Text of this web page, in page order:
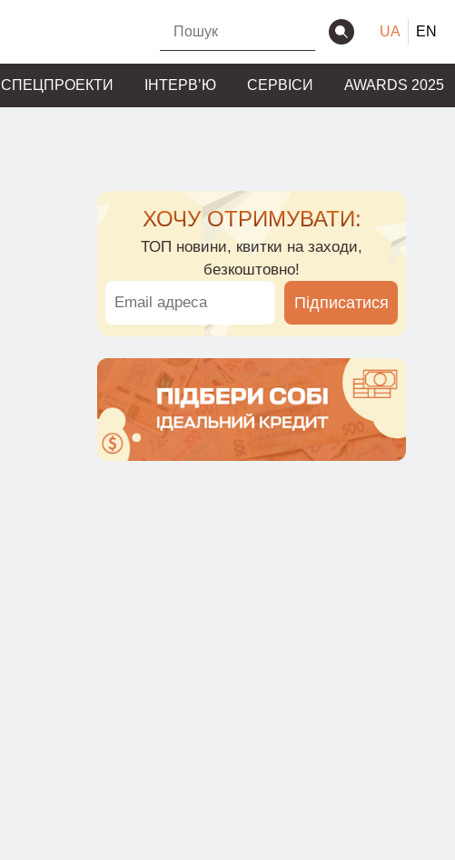
UA EN
СПЕЦПРОЕКТИ ІНТЕРВʼЮ СЕРВІСИ AWARDS 2025
ХОЧУ ОТРИМУВАТИ:
ТОП новини, квитки на заходи,
безкоштовно!
Підписатися